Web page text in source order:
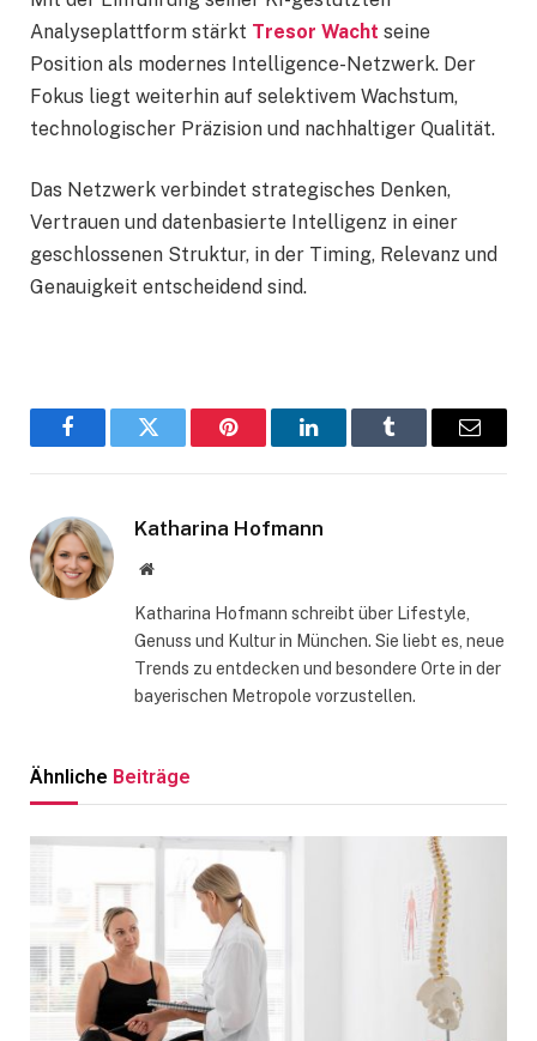
Analyseplattform stärkt Tresor Wacht seine
Position als modernes Intelligence-Netzwerk. Der
Fokus liegt weiterhin auf selektivem Wachstum,
technologischer Präzision und nachhaltiger Qualität.
Das Netzwerk verbindet strategisches Denken,
Vertrauen und datenbasierte Intelligenz in einer
geschlossenen Struktur, in der Timing, Relevanz und
Genauigkeit entscheidend sind.
FacebookTwitter Pinterest LinkedInTumblr Email
Katharina Hofmann
Website
Katharina Hofmann schreibt über Lifestyle,
Genuss und Kultur in München. Sie liebt es, neue
Trends zu entdecken und besondere Orte in der
bayerischen Metropole vorzustellen.
Ähnliche Beiträge